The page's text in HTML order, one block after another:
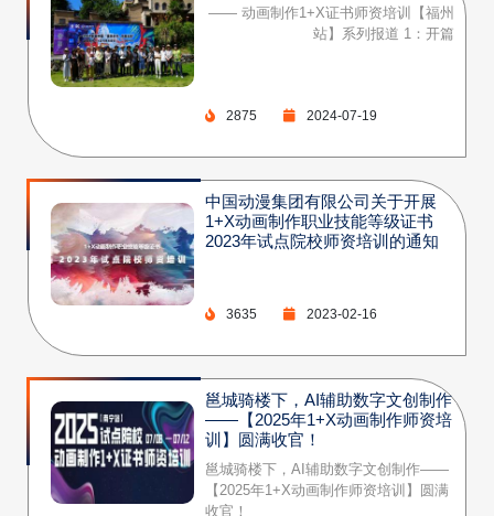
—— 动画制作1+X证书师资培训【福州
站】系列报道 1：开篇
2875 2024-07-19
中国动漫集团有限公司关于开展
1+X动画制作职业技能等级证书
2023年试点院校师资培训的通知
3635 2023-02-16
邕城骑楼下，AI辅助数字文创制作
——【2025年1+X动画制作师资培
训】圆满收官！
邕城骑楼下，AI辅助数字文创制作——
【2025年1+X动画制作师资培训】圆满
收官！